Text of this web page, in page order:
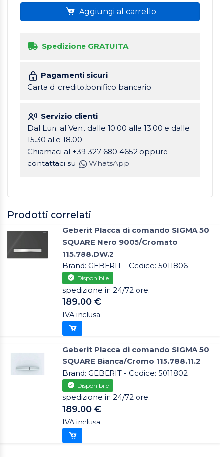
Aggiungi al carrello
Spedizione GRATUITA
Pagamenti sicuri
Carta di credito,bonifico bancario
Servizio clienti
Dal Lun. al Ven., dalle 10.00 alle 13.00 e dalle
15.30 alle 18.00
Chiamaci al +39 327 680 4652 oppure
contattaci su
WhatsApp
Prodotti correlati
Geberit Placca di comando SIGMA 50
SQUARE Nero 9005/Cromato
115.788.DW.2
Brand: GEBERIT - Codice: 5011806
Disponibile
spedizione in 24/72 ore.
189.00 €
IVA inclusa
Geberit Placca di comando SIGMA 50
SQUARE Bianca/Cromo 115.788.11.2
Brand: GEBERIT - Codice: 5011802
Disponibile
spedizione in 24/72 ore.
189.00 €
IVA inclusa